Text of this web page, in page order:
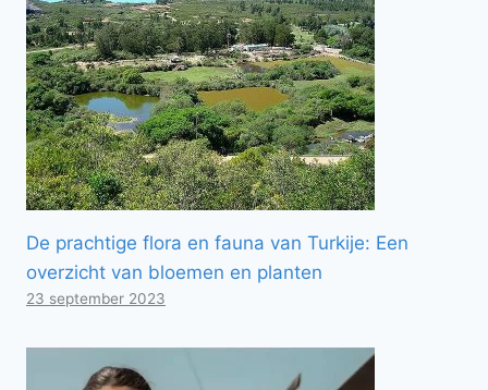
De prachtige flora en fauna van Turkije: Een
overzicht van bloemen en planten
23 september 2023